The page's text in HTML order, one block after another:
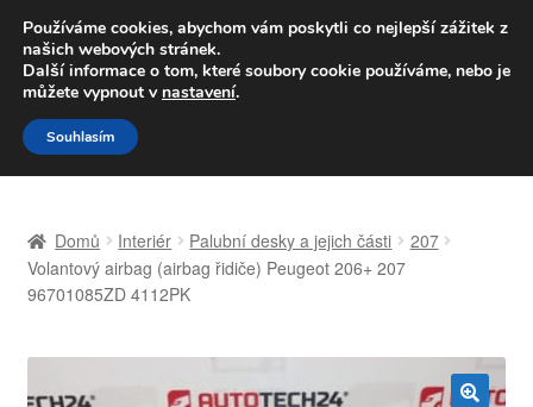
DOPRAVA od 139,-Kč
Volejte po-pá 9-16 704 494 494
Přeskočit
na
navigaci
Přejít
k
obsahu
Celosvětová doprava
Domů Interiér Palubní desky a jejich části
207
Volantový airbag (airbag řidiče) Peugeot 206+ 207
96701085ZD 4112PK
Používáme cookies, abychom vám poskytli co nejlepší zážitek z
našich webových stránek.
Další informace o tom, které soubory cookie používáme, nebo je
můžete vypnout v nastavení.
Souhlasím